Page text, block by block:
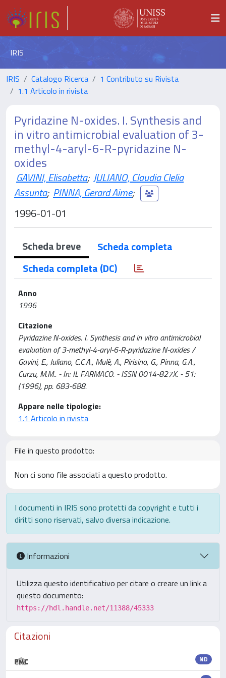
IRIS
IRIS Catalogo Ricerca
1 Contributo su Rivista
1.1 Articolo in rivista
Pyridazine N-oxides. I. Synthesis and
in vitro antimicrobial evaluation of 3-
methyl-4-aryl-6-R-pyridazine N-
oxides
GAVINI, Elisabetta; JULIANO, Claudia Clelia
Assunta; PINNA, Gerard Aime;
1996-01-01
Scheda breve
Scheda completa
Scheda completa (DC)
Anno
1996
Citazione
Pyridazine N-oxides. I. Synthesis and in vitro antimicrobial
evaluation of 3-methyl-4-aryl-6-R-pyridazine N-oxides /
Gavini, E., Juliano, C.C.A., Mulè, A., Pirisino, G., Pinna, G.A.,
Curzu, M.M.. - In: IL FARMACO. - ISSN 0014-827X. - 51:
(1996), pp. 683-688.
Appare nelle tipologie:
1.1 Articolo in rivista
File in questo prodotto:
Non ci sono file associati a questo prodotto.
I documenti in IRIS sono protetti da copyright e tutti i
diritti sono riservati, salvo diversa indicazione.
Informazioni
Utilizza questo identificativo per citare o creare un link a
questo documento:
https://hdl.handle.net/11388/45333
Citazioni
ND